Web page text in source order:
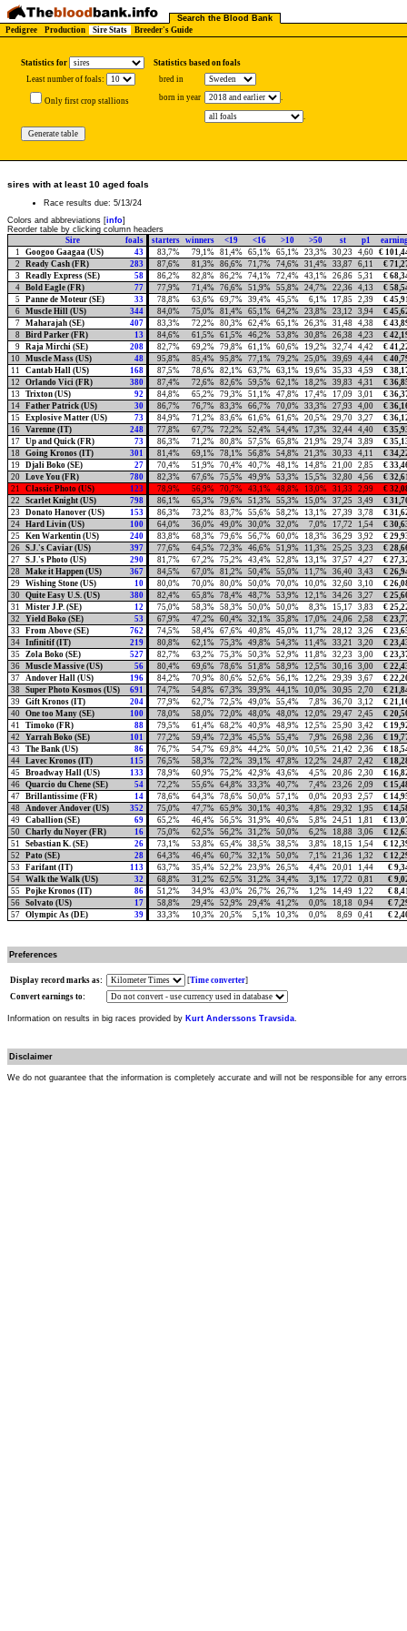
Search the Blood Bank
Pedigree
Production Sire Stats Breeder's Guide
Statistics for
Statistics based on foals
Least number of foals:
bred in
Only first crop stallions born in year .
.
sires with at least 10 aged foals
Race results due: 5/13/24
Colors and abbreviations [info]
Reorder table by clicking column headers
Sire
foals starters winners <19 <16 >10 >50 st p1
1
Googoo Gaagaa (US) 43 83,7% 79,1% 81,4% 65,1% 65,1% 23,3% 30,23 4,60 €
2
Ready Cash (FR) 283 87,6% 81,3% 86,6% 71,7% 74,6% 31,4% 33,87 6,11
€
3
Readly Express (SE) 58 86,2% 82,8% 86,2% 74,1% 72,4% 43,1% 26,86 5,31
€
4 Bold Eagle (FR) 77 77,9% 71,4% 76,6% 51,9% 55,8% 24,7% 22,36 4,13
€
5
Panne de Moteur (SE) 33 78,8% 63,6% 69,7% 39,4% 45,5% 6,1% 17,85 2,39
€
6 Muscle Hill (US) 344 84,0% 75,0% 81,4% 65,1% 64,2% 23,8% 23,12 3,94
€
7 Maharajah (SE) 407 83,3% 72,2% 80,3% 62,4% 65,1% 26,3% 31,48 4,38
€
8
Bird Parker (FR) 13 84,6% 61,5% 61,5% 46,2% 53,8% 30,8% 26,38 4,23
€
9 Raja Mirchi (SE) 208 82,7% 69,2% 79,8% 61,1% 60,6% 19,2% 32,74 4,42
€
10 Muscle Mass (US) 48 95,8% 85,4% 95,8% 77,1% 79,2% 25,0% 39,69 4,44
€
11
Cantab Hall (US) 168 87,5% 78,6% 82,1% 63,7% 63,1% 19,6% 35,33 4,59
€
12
Orlando Vici (FR) 380 87,4% 72,6% 82,6% 59,5% 62,1% 18,2% 39,83 4,31
€
13
Trixton (US) 92 84,8% 65,2% 79,3% 51,1% 47,8% 17,4% 17,09 3,01
€
14 Father Patrick (US) 30 86,7% 76,7% 83,3% 66,7% 70,0% 33,3% 27,93 4,00
€
15
Explosive Matter (US) 73 84,9% 71,2% 83,6% 61,6% 61,6% 20,5% 29,70 3,27
€
16 Varenne (IT) 248 77,8% 67,7% 72,2% 52,4% 54,4% 17,3% 32,44 4,40
€
17 Up and Quick (FR) 73 86,3% 71,2% 80,8% 57,5% 65,8% 21,9% 29,74 3,89
€
18
Going Kronos (IT) 301 81,4% 69,1% 78,1% 56,8% 54,8% 21,3% 30,33 4,11
€
19 Djali Boko (SE) 27 70,4% 51,9% 70,4% 40,7% 48,1% 14,8% 21,00 2,85
€
20 Love You (FR) 780 82,3% 67,6% 75,5% 49,9% 53,3% 15,5% 32,80 4,56
€
21
Classic Photo (US) 123 78,9% 56,9% 70,7% 43,1% 48,8% 13,0% 31,33 2,99
€
22
Scarlet Knight (US) 798 86,1% 65,3% 79,6% 51,3% 55,3% 15,0% 37,25 3,49
€
23
Donato Hanover (US) 153 86,3% 73,2% 83,7% 55,6% 58,2% 13,1% 27,39 3,78
€
24 Hard Livin (US) 100 64,0% 36,0% 49,0% 30,0% 32,0% 7,0% 17,72 1,54
€
25
Ken Warkentin (US) 240 83,8% 68,3% 79,6% 56,7% 60,0% 18,3% 36,29 3,92
€
26 S.J.'s Caviar (US) 397 77,6% 64,5% 72,3% 46,6% 51,9% 11,3% 25,25 3,23
€
27 S.J.'s Photo (US) 290 81,7% 67,2% 75,2% 43,4% 52,8% 13,1% 37,57 4,27
€
28
Make it Happen (US) 367 84,5% 67,0% 81,2% 50,4% 55,0% 11,7% 36,40 3,43
€
29 Wishing Stone (US) 10 80,0% 70,0% 80,0% 50,0% 70,0% 10,0% 32,60 3,10
€
30 Quite Easy U.S. (US) 380 82,4% 65,8% 78,4% 48,7% 53,9% 12,1% 34,26 3,27
€
31
Mister J.P. (SE) 12 75,0% 58,3% 58,3% 50,0% 50,0% 8,3% 15,17 3,83
€
32
Yield Boko (SE) 53 67,9% 47,2% 60,4% 32,1% 35,8% 17,0% 24,06 2,58
€
33
From Above (SE) 762 74,5% 58,4% 67,6% 40,8% 45,0% 11,7% 28,12 3,26
€
34 Infinitif (IT) 219 80,8% 62,1% 75,3% 49,8% 54,3% 11,4% 33,21 3,20
€
35
Zola Boko (SE) 527 82,7% 63,2% 75,3% 50,3% 52,9% 11,8% 32,23 3,00
€
36 Muscle Massive (US) 56 80,4% 69,6% 78,6% 51,8% 58,9% 12,5% 30,16 3,00
€
37 Andover Hall (US) 196 84,2% 70,9% 80,6% 52,6% 56,1% 12,2% 29,39 3,67
€
38
Super Photo Kosmos (US) 691 74,7% 54,8% 67,3% 39,9% 44,1% 10,0% 30,95 2,70
€
39 Gift Kronos (IT) 204 77,9% 62,7% 72,5% 49,0% 55,4% 7,8% 36,70 3,12
€
40 One too Many (SE) 100 78,0% 58,0% 72,0% 48,0% 48,0% 12,0% 29,47 2,45
€
41
Timoko (FR) 88 79,5% 61,4% 68,2% 40,9% 48,9% 12,5% 25,90 3,42
€
42
Yarrah Boko (SE) 101 77,2% 59,4% 72,3% 45,5% 55,4% 7,9% 26,98 2,36
€
43
The Bank (US) 86 76,7% 54,7% 69,8% 44,2% 50,0% 10,5% 21,42 2,36
€
44 Lavec Kronos (IT) 115 76,5% 58,3% 72,2% 39,1% 47,8% 12,2% 24,87 2,42
€
45
Broadway Hall (US) 133 78,9% 60,9% 75,2% 42,9% 43,6% 4,5% 20,86 2,30
€
46 Quarcio du Chene (SE) 54 72,2% 55,6% 64,8% 33,3% 40,7% 7,4% 23,26 2,09
€
47 Brillantissime (FR) 14 78,6% 64,3% 78,6% 50,0% 57,1% 0,0% 20,93 2,57
€
48
Andover Andover (US) 352 75,0% 47,7% 65,9% 30,1% 40,3% 4,8% 29,32 1,95
€
49 Caballion (SE) 69 65,2% 46,4% 56,5% 31,9% 40,6% 5,8% 24,51 1,81
€
50 Charly du Noyer (FR) 16 75,0% 62,5% 56,2% 31,2% 50,0% 6,2% 18,88 3,06
€
51
Sebastian K. (SE) 26 73,1% 53,8% 65,4% 38,5% 38,5% 3,8% 18,15 1,54
€
52
Pato (SE) 28 64,3% 46,4% 60,7% 32,1% 50,0% 7,1% 21,36 1,32
€
53
Farifant (IT) 113 63,7% 35,4% 52,2% 23,9% 26,5% 4,4% 20,01 1,44
€
54 Walk the Walk (US) 32 68,8% 31,2% 62,5% 31,2% 34,4% 3,1% 17,72 0,81
€
55
Pojke Kronos (IT) 86 51,2% 34,9% 43,0% 26,7% 26,7% 1,2% 14,49 1,22
€
56 Solvato (US) 17 58,8% 29,4% 52,9% 29,4% 41,2% 0,0% 18,18 0,94
€
57 Olympic As (DE) 39 33,3% 10,3% 20,5% 5,1% 10,3% 0,0% 8,69 0,41 €
Preferences
Display record marks as: [Time converter]
Convert earnings to:
Information on results in big races provided by Kurt Anderssons Travsida.
Disclaimer
We do not guarantee that the information is completely accurate and will not be responsible for any